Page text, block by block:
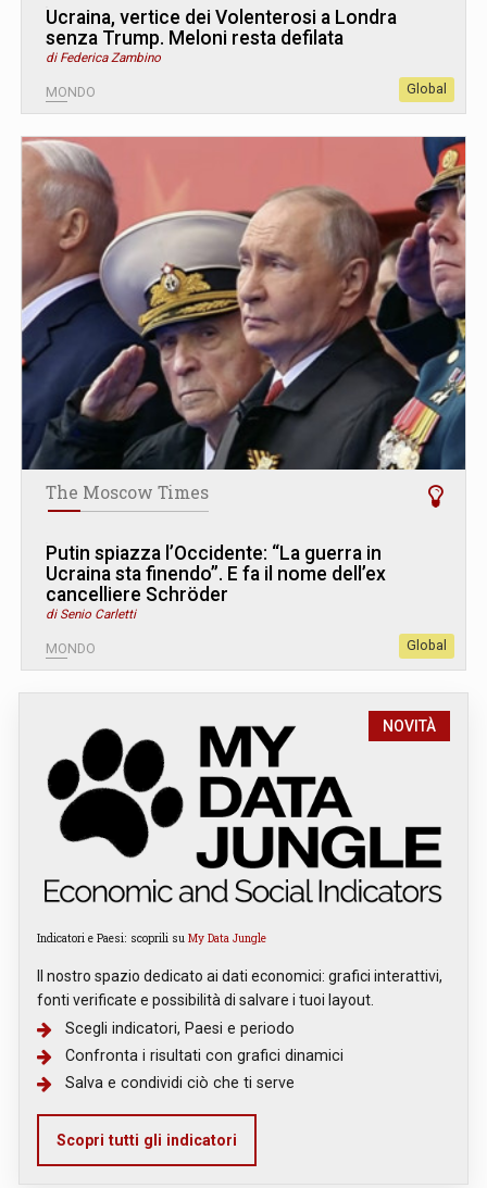
Ucraina, vertice dei Volenterosi a Londra
senza Trump. Meloni resta defilata
di Federica Zambino
MONDO Global
The Moscow Times
Putin spiazza l’Occidente: “La guerra in
Ucraina sta finendo”. E fa il nome dell’ex
cancelliere Schröder
di Senio Carletti
MONDO Global
NOVITÀ
Indicatori e Paesi: scoprili su My Data Jungle
Il nostro spazio dedicato ai dati economici: grafici interattivi,
fonti verificate e possibilità di salvare i tuoi layout.
Scegli indicatori, Paesi e periodo
Confronta i risultati con grafici dinamici
Salva e condividi ciò che ti serve
Scopri tutti gli indicatori